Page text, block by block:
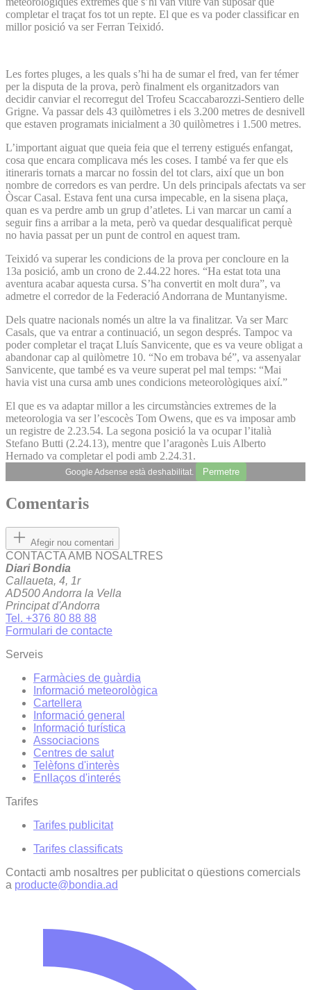
completar el traçat fos tot un repte. El que es va poder classificar en
millor posició va ser Ferran Teixidó.
Les fortes pluges, a les quals s’hi ha de sumar el fred, van fer témer
per la disputa de la prova, però finalment els organitzadors van
decidir canviar el recorregut del Trofeu Scaccabarozzi-Sentiero delle
Grigne. Va passar dels 43 quilòmetres i els 3.200 metres de desnivell
que estaven programats inicialment a 30 quilòmetres i 1.500 metres.
L’important aiguat que queia feia que el terreny estigués enfangat,
cosa que encara complicava més les coses. I també va fer que els
itineraris tornats a marcar no fossin del tot clars, així que un bon
nombre de corredors es van perdre. Un dels principals afectats va ser
Òscar Casal. Estava fent una cursa impecable, en la sisena plaça,
quan es va perdre amb un grup d’atletes. Li van marcar un camí a
seguir fins a arribar a la meta, però va quedar desqualificat perquè
no havia passat per un punt de control en aquest tram.
Teixidó va superar les condicions de la prova per concloure en la
13a posició, amb un crono de 2.44.22 hores. “Ha estat tota una
aventura acabar aquesta cursa. S’ha convertit en molt dura”, va
admetre el corredor de la Federació Andorrana de Muntanyisme.
Dels quatre nacionals només un altre la va finalitzar. Va ser Marc
Casals, que va entrar a continuació, un segon després. Tampoc va
poder completar el traçat Lluís Sanvicente, que es va veure obligat a
abandonar cap al quilòmetre 10. “No em trobava bé”, va assenyalar
Sanvicente, que també es va veure superat pel mal temps: “Mai
havia vist una cursa amb unes condicions meteorològiques així.”
El que es va adaptar millor a les circumstàncies extremes de la
meteorologia va ser l’escocès Tom Owens, que es va imposar amb
un registre de 2.23.54. La segona posició la va ocupar l’italià
Stefano Butti (2.24.13), mentre que l’aragonès Luis Alberto
Hernado va completar el podi amb 2.24.31.
Google Adsense està deshabilitat. Permetre
Comentaris
Afegir nou comentari
CONTACTA AMB NOSALTRES
Diari Bondia
Callaueta, 4, 1r
AD500 Andorra la Vella
Principat d'Andorra
Tel. +376 80 88 88
Formulari de contacte
Serveis
Farmàcies de guàrdia
Informació meteorològica
Cartellera
Informació general
Informació turística
Associacions
Centres de salut
Telèfons d'interès
Enllaços d'interés
Tarifes
Tarifes publicitat
Tarifes classificats
Contacti amb nosaltres per publicitat o qüestions comercials
a producte@bondia.ad